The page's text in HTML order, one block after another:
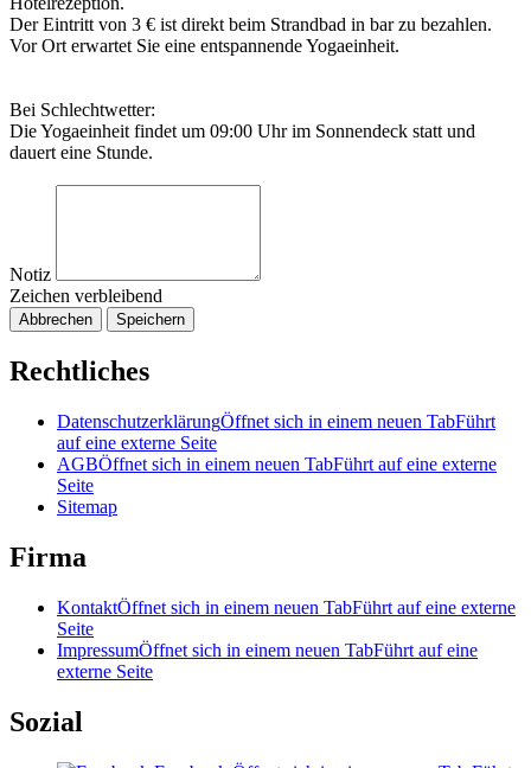
Der Eintritt von 3 € ist direkt beim Strandbad in bar zu bezahlen.
Vor Ort erwartet Sie eine entspannende Yogaeinheit.
Bei Schlechtwetter:
Die Yogaeinheit findet um 09:00 Uhr im Sonnendeck statt und
dauert eine Stunde.
Notiz
Zeichen verbleibend
Abbrechen Speichern
Rechtliches
DatenschutzerklärungÖffnet sich in einem neuen TabFührt
auf eine externe Seite
AGBÖffnet sich in einem neuen TabFührt auf eine externe
Seite
Sitemap
Firma
KontaktÖffnet sich in einem neuen TabFührt auf eine externe
Seite
ImpressumÖffnet sich in einem neuen TabFührt auf eine
externe Seite
Sozial